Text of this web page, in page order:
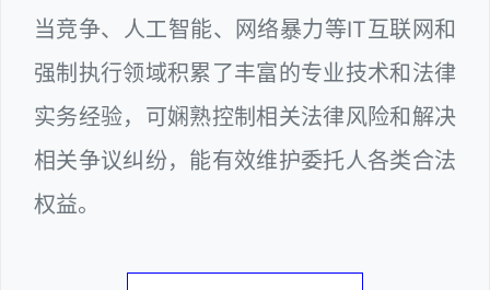
当竞争、人工智能、网络暴力等IT互联网和
强制执行领域积累了丰富的专业技术和法律
实务经验，可娴熟控制相关法律风险和解决
相关争议纠纷，能有效维护委托人各类合法
权益。